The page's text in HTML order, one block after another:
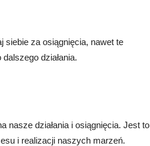
siebie za osiągnięcia, nawet te
działania.
nasze działania i osiągnięcia. Jest to
i realizacji naszych marzeń.